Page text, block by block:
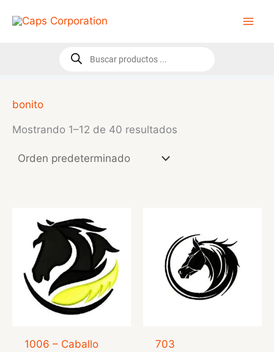
Búsqueda
de
bonito
Mostrando 1–12 de 40 resultados
1006 – Caballo
703